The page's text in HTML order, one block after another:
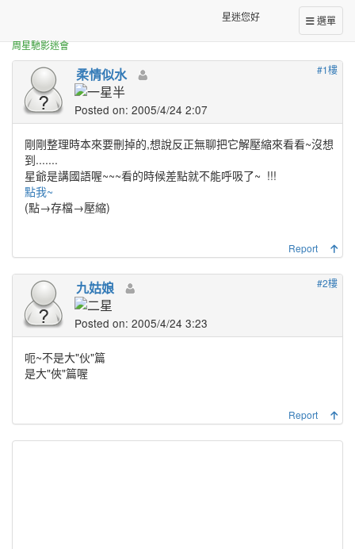
選單
星迷您好
周星馳影迷會
娃哈哈茶飲料廣告"大俠篇"
#1樓
柔情似水
Posted on: 2005/4/24 2:07
剛剛整理時本來要刪掉的,想說反正無聊把它解壓縮來看看~沒想
到.......
星爺是講國語喔~~~看的時候差點就不能呼吸了~ !!!
點我~
(點→存檔→壓縮)
Report
#2樓
九姑娘
Posted on: 2005/4/24 3:23
呃~不是大"伙"篇
是大"俠"篇喔
Report